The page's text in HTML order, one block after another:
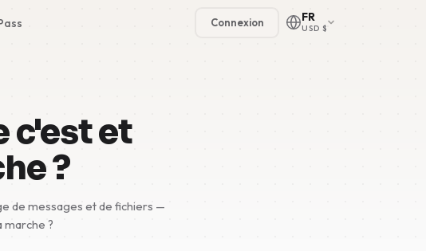
Connexion FR
USD $
c'est et
?
de messages et de fichiers —
marche ?